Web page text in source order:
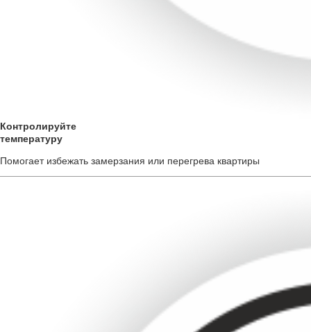
Контролируйте
температуру
Помогает избежать замерзания или перегрева квартиры